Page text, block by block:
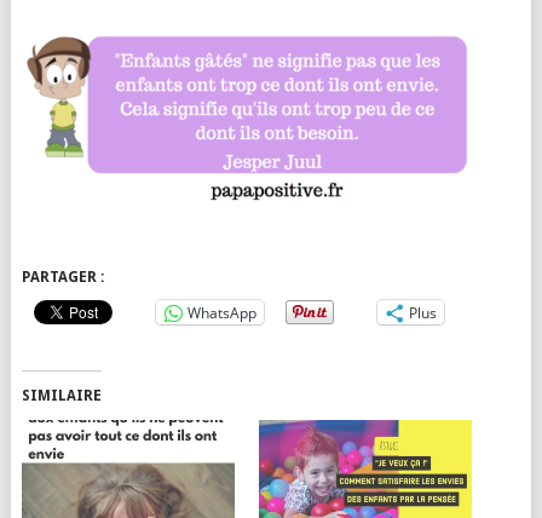
PARTAGER :
WhatsApp Plus
SIMILAIRE